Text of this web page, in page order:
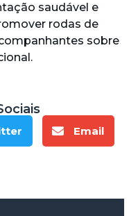
saudável e
rodas de
sobre
Email